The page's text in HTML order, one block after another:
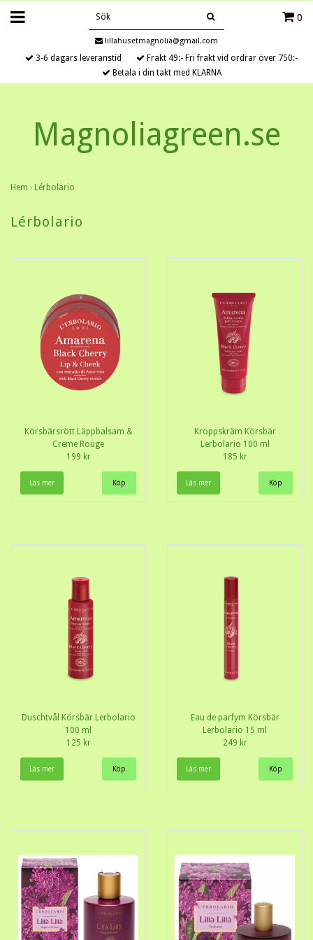
0
lillahusetmagnolia@gmail.com
3-6 dagars leveranstid
Frakt 49:- Fri frakt vid ordrar över 750:-
Betala i din takt med KLARNA
Magnoliagreen.se
Hem › Lérbolario
Lérbolario
Körsbärsrött Läppbalsam &
Creme Rouge
199 kr
Läs mer
Kroppskräm Körsbär
Lerbolario 100 ml
185 kr
Läs mer
Duschtvål Körsbär Lerbolario
100 ml
125 kr
Läs mer
Eau de parfym Körsbär
Lerbolario 15 ml
249 kr
Läs mer